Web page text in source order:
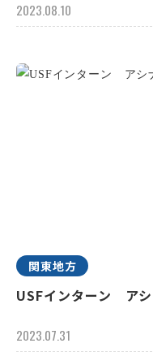
2023.08.10
関東地方
USFインターン ア
2023.07.31